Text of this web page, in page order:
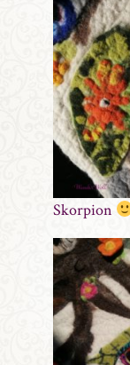
Skorpion